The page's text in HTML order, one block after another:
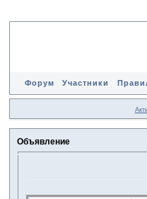
Форум Участники
Объявление